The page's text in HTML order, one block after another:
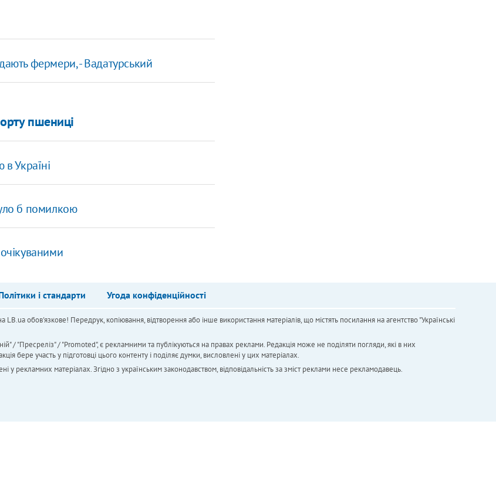
фермери, - Вадатурський
пшениці
Україні
б помилкою
і стандарти Угода конфіденційності
LB.ua обов'язкове! Передрук, копіювання, відтворення або інше використання матеріалів, що містять посилання на агентство "Українськi
/ "Пресреліз" / "Promoted", є рекламними та публікуються на правах реклами. Редакція може не поділяти погляди, які в них
участь у підготовці цього контенту і поділяє думки, висловлені у цих матеріалах.
у рекламних матеріалах. Згідно з українським законодавством, відповідальність за зміст реклами несе рекламодавець.